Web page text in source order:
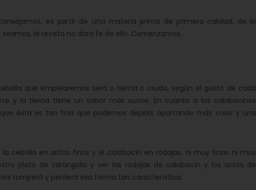
es partir de una materia prima de primera calidad, de lo
la receta no dará fe de ello. Comenzamos...
que emplearemos será o tierna o cruda, según el gusto de cada
y la tierna tiene un sabor más suave. En cuanto a los calabacines
ésta es tan fina que podemos dejarla, aportando más color y una
cebolla en aritos finos y el calabacín en rodajas, ni muy finas ni muy
plato de zarangollo y ver las rodajas de calabacín y los aritos de
romperá y perderá esa forma tan característica.